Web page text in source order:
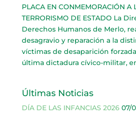
PLACA EN CONMEMORACIÓN A
TERRORISMO DE ESTADO La
Derechos Humanos de Merlo,
desagravio y reparación a la
víctimas de desaparición
última dictadura cívico-militar,
Últimas Noticias
DÍA DE LAS INFANCIAS 2026 07/